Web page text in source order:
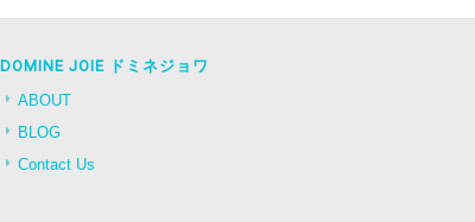
DOMINE JOIE ドミネジョワ
ABOUT
BLOG
Contact Us